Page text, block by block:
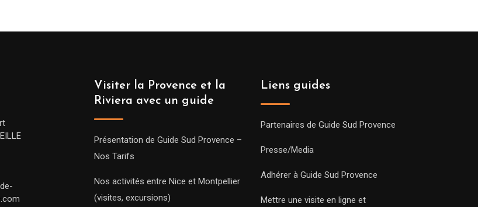
Visiter la Provence et la
Riviera avec un guide
Présentation de Guide Sud Provence –
Nos Tarifs
Nos activités entre Nice et Montpellier
(visites, excursions)
Liens guides
Partenaires de Guide Sud Provence
Presse/Media
Adhérer à Guide Sud Provence
Mettre une visite en ligne et